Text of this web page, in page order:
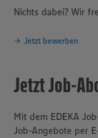
Nichts dabei? Wir
Jetzt bewerben
Jetzt Job-
Mit dem EDEKA
Job-Angebote per